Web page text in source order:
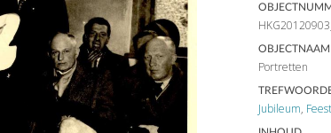
OBJECTNAAM
Portretten
Jubileum, Feest